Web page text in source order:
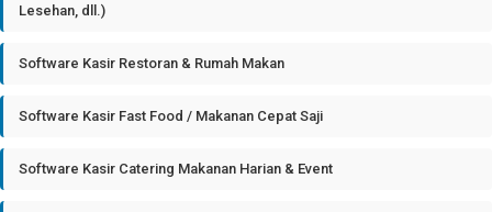
Lesehan, dll.)
Software Kasir Restoran & Rumah Makan
Software Kasir Fast Food / Makanan Cepat Saji
Software Kasir Catering Makanan Harian & Event